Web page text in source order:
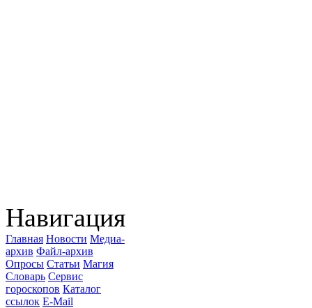
Навигация
Главная Новости Медиа-
архив Файл-архив
Опросы Статьи Магия
Словарь Сервис
гороскопов Каталог
ссылок E-Mail